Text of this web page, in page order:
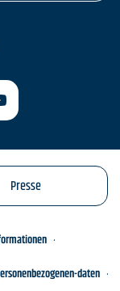
Presse
daten